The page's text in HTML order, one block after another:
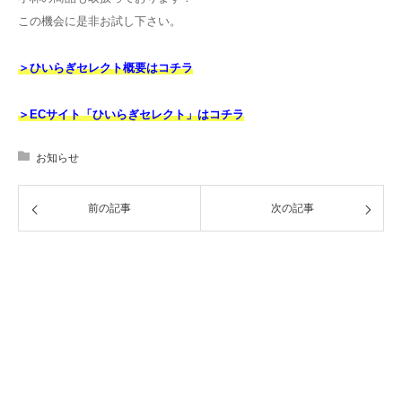
この機会に是非お試し下さい。
＞ひいらぎセレクト概要はコチラ
＞ECサイト「ひいらぎセレクト」はコチラ
お知らせ
前の記事 次の記事